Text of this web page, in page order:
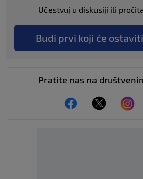
Učestvuj u diskusiji ili
Budi prvi koji će
Pratite nas na